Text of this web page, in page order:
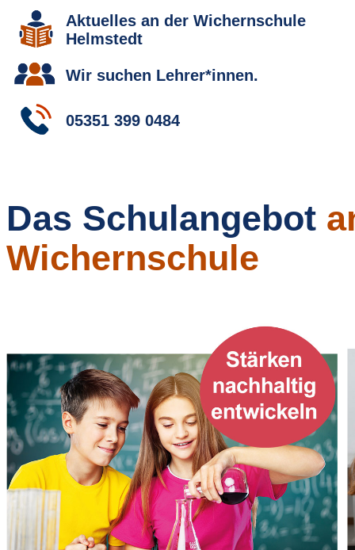
Aktuelles an der Wichernschule
Helmstedt
Wir suchen Lehrer*innen.
05351 399 0484
Das Schulangebot
Wichernschule